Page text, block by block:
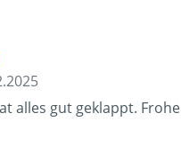
alles gut geklappt. Frohe